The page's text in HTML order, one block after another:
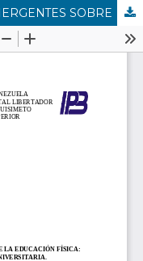
SENTIDOS Y SIGNIFICADOS EMERGENTES SOBRE LA EDUCACIÓN FÍSICA: UNA VISIÓN DESDE LA EDUCACIÓN UNIVERSITARIA